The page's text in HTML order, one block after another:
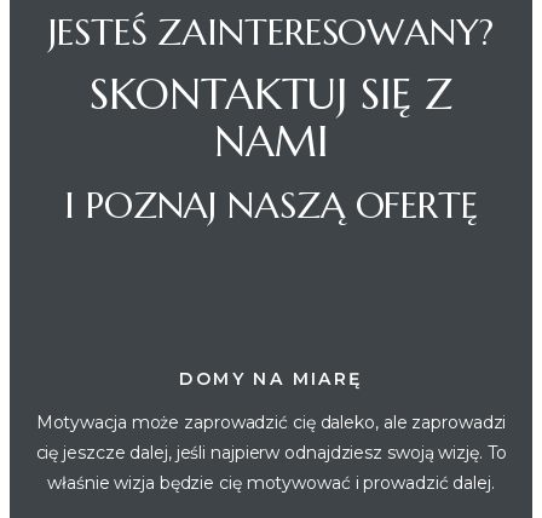
JESTEŚ ZAINTERESOWANY?
SKONTAKTUJ SIĘ Z
NAMI
I POZNAJ NASZĄ OFERTĘ
DOMY NA MIARĘ
Motywacja może zaprowadzić cię daleko, ale zaprowadzi
cię jeszcze dalej, jeśli najpierw odnajdziesz swoją wizję. To
właśnie wizja będzie cię motywować i prowadzić dalej.